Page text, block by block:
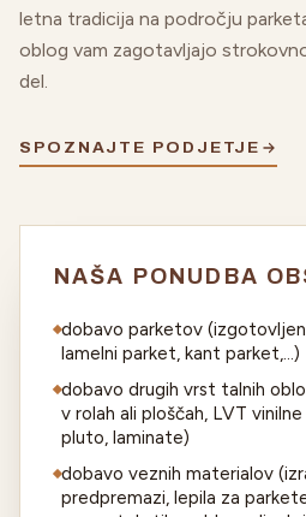
letna tradicija na področju
oblog vam zagotavljajo
del.
SPOZNAJTE PODJETJE
NAŠA PONUDBA
dobavo parketov
lamelni parket, kant parket,...)
dobavo drugih vrst talnih
v rolah ali ploščah, LVT
pluto, laminate)
dobavo veznih materialov
predpremazi, lepila za